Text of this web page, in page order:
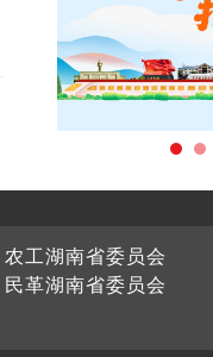
农工湖南省委员会
民革湖南省委员会